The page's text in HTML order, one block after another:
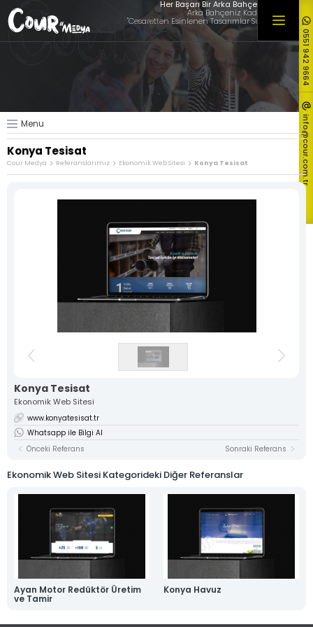
info@cour.com.tr
0551 942 9664
Özel Web
Sitesi
Katalog Ürün
Fotoğrafçılığı
Ambalaj ve
Kutu
Tasarımları
Tasarımı Prodüksiyon
Her Başarı Bir Arka Bahçede Başlar
Arka Bahçeniz Kadar Yakınız,
"Cesaretten Esinlenen Tasarımlar Sunuyoruz"
×
Hakkımızda
Referanslarımız
Tüm Referanslarımız
Blog & Haber
Menu
Konya Tesisat
Cour Medya Referanslarımız Ekonomik Web Sitesi Konya Tesisat
Konya Tesisat
Ekonomik Web Sitesi
www.konyatesisat.tr
Whatsapp ile Bilgi Al
Önceki Referans
Sonraki Referans
Ekonomik Web Sitesi Kategorideki Diğer Referanslar
Ayan Motor Redüktör Üretim
ve Tamir
Konya Havuz